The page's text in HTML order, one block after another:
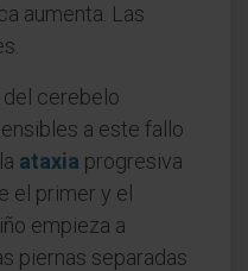
aumenta. Las
del cerebelo
a este fallo
ataxia progresiva
el primer y el
empieza a
piernas separadas